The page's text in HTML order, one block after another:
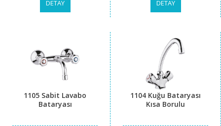
DETAY DETAY
1105 Sabit Lavabo
Bataryası
1104 Kuğu Bataryası
Kısa Borulu